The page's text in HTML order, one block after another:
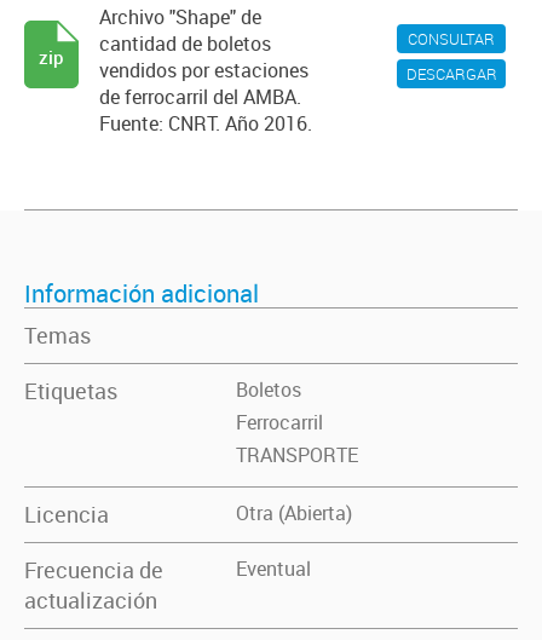
CONSULTAR
DESCARGAR
Archivo "Shape" de
cantidad de boletos
vendidos por estaciones
de ferrocarril del AMBA.
Fuente: CNRT. Año 2016.
zip
Información adicional
Temas
Etiquetas
Boletos
Ferrocarril
TRANSPORTE
Licencia Otra (Abierta)
Frecuencia de
actualización
Eventual